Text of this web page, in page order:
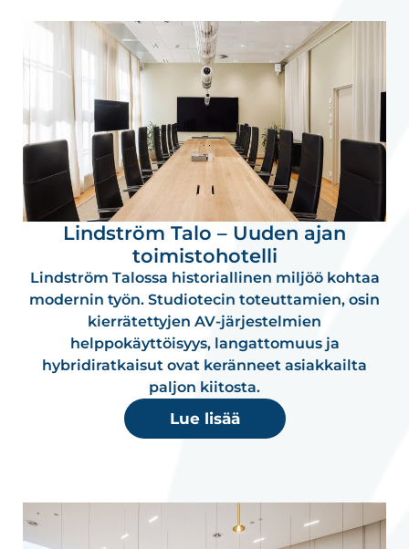
Lindström Talo – Uuden ajan
toimistohotelli
Lindström Talossa historiallinen miljöö kohtaa
modernin työn. Studiotecin toteuttamien, osin
kierrätettyjen AV-järjestelmien
helppokäyttöisyys, langattomuus ja
hybridiratkaisut ovat keränneet asiakkailta
paljon kiitosta.
Lue lisää